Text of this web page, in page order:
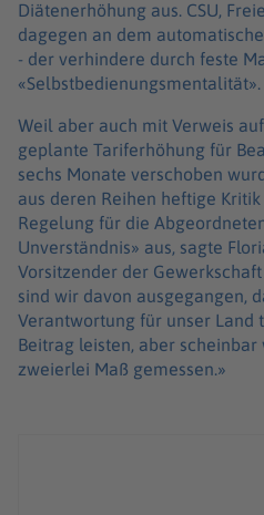
Diätenerhöhung aus. CSU,
dagegen an dem
- der verhindere durch feste
«Selbstbedienungsmentalität».
Weil aber auch mit Verweis
geplante Tariferhöhung für
sechs Monate verschoben
aus deren Reihen heftige
Regelung für die
Unverständnis» aus, sagte
Vorsitzender der
sind wir davon ausgegangen,
Verantwortung für unser Land
Beitrag leisten, aber
zweierlei Maß gemessen.»